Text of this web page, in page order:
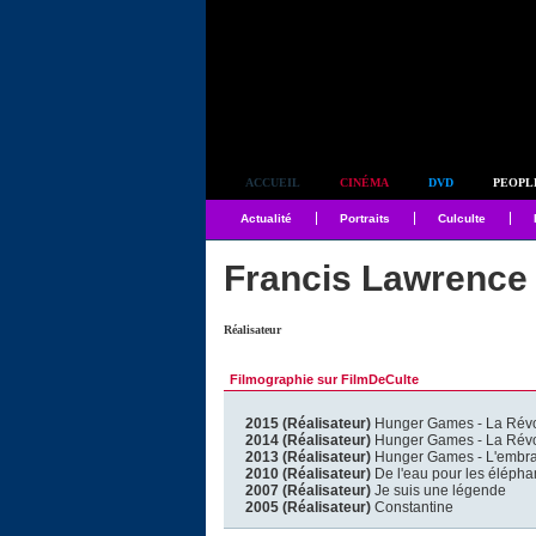
ACCUEIL CINÉMA DVD
Actualité Portraits Culculte
Francis Lawrence
Réalisateur
Filmographie sur FilmDeCulte
2015 (Réalisateur) Hunger Games - La
2014 (Réalisateur) Hunger Games - La
2013 (Réalisateur) Hunger Games -
2010 (Réalisateur) De l'eau pour les
2007 (Réalisateur) Je suis une légende
2005 (Réalisateur) Constantine